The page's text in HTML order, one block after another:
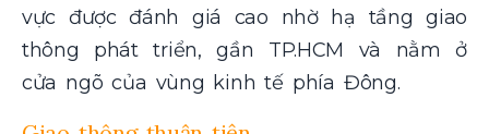
vực được đánh giá cao nhờ hạ tầng giao
thông phát triển, gần TP.HCM và nằm ở
cửa ngõ của vùng kinh tế phía Đông.